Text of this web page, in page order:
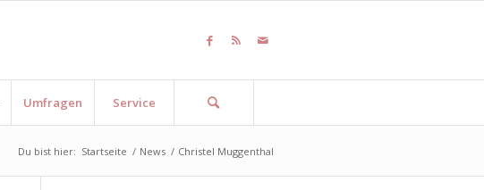
Umfragen Service
Du bist hier: Startseite / News / Christel Muggenthal